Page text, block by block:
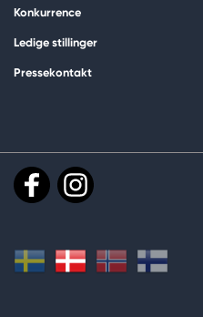
Konkurrence
Ledige stillinger
Pressekontakt